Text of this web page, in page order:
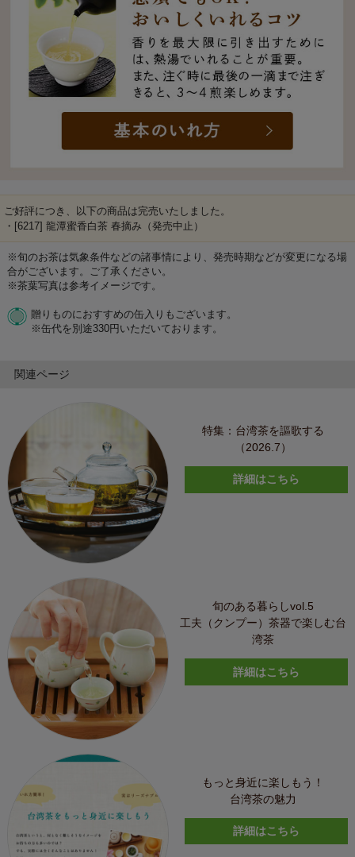
ご好評につき、以下の商品は完売いたしました。
・[6217] 龍潭蜜香白茶 春摘み（発売中止）
※旬のお茶は気象条件などの諸事情により、発売時期などが変更になる場
合がございます。ご了承ください。
※茶葉写真は参考イメージです。
贈りものにおすすめの缶入りもございます。
※缶代を別途330円いただいております。
関連ページ
特集：台湾茶を謳歌する
（2026.7）
詳細はこちら
旬のある暮らしvol.5
工夫（クンプー）茶器で楽しむ台
湾茶
詳細はこちら
もっと身近に楽しもう！
台湾茶の魅力
詳細はこちら